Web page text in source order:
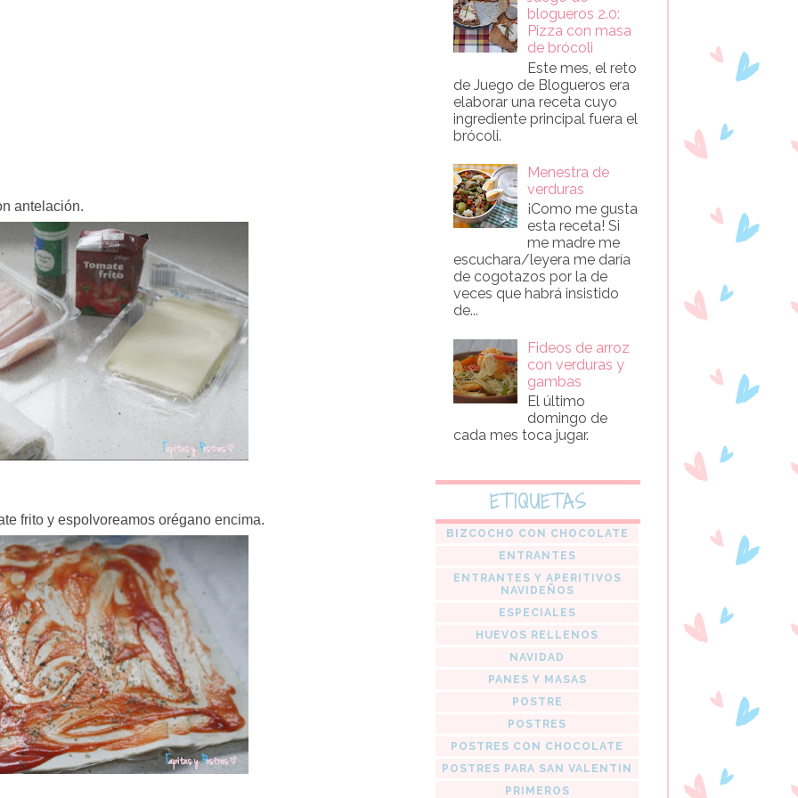
antelación.
frito y espolvoreamos orégano encima.
blogueros 2.0:
Pizza con masa
de brócoli
Este mes, el reto
de Juego de Blogueros era
elaborar una receta cuyo
ingrediente principal fuera el
brócoli.
Menestra de
verduras
¡Como me gusta
esta receta! Si
me madre me
escuchara/leyera me daría
de cogotazos por la de
veces que habrá insistido
de...
Fideos de arroz
con verduras y
gambas
El último
domingo de
cada mes toca jugar.
ETIQUETAS
BIZCOCHO CON CHOCOLATE
ENTRANTES
ENTRANTES Y APERITIVOS
NAVIDEÑOS
ESPECIALES
HUEVOS RELLENOS
NAVIDAD
PANES Y MASAS
POSTRE
POSTRES
POSTRES CON CHOCOLATE
POSTRES PARA SAN VALENTIN
PRIMEROS